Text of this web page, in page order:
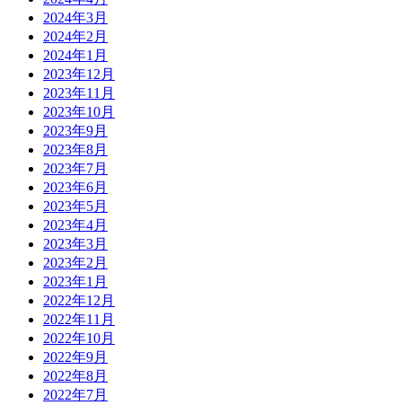
2024年3月
2024年2月
2024年1月
2023年12月
2023年11月
2023年10月
2023年9月
2023年8月
2023年7月
2023年6月
2023年5月
2023年4月
2023年3月
2023年2月
2023年1月
2022年12月
2022年11月
2022年10月
2022年9月
2022年8月
2022年7月